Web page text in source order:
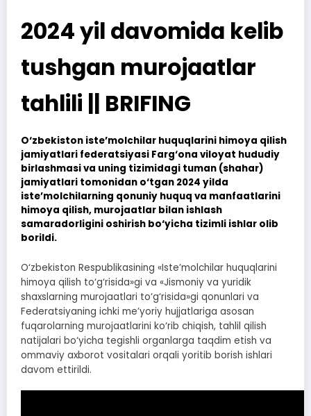
2024 yil davomida kelib
tushgan murojaatlar
tahlili || BRIFING
O‘zbekiston iste’molchilar huquqlarini himoya qilish
jamiyatlari federatsiyasi Farg‘ona viloyat hududiy
birlashmasi va uning tizimidagi tuman (shahar)
jamiyatlari tomonidan o‘tgan 2024 yilda
iste’molchilarning qonuniy huquq va manfaatlarini
himoya qilish, murojaatlar bilan ishlash
samaradorligini oshirish bo‘yicha tizimli ishlar olib
borildi.
O‘zbekiston Respublikasining «Iste’molchilar huquqlarini
himoya qilish to‘g‘risida»gi va «Jismoniy va yuridik
shaxslarning murojaatlari to‘g‘risida»gi qonunlari va
Federatsiyaning ichki me’yoriy hujjatlariga asosan
fuqarolarning murojaatlarini ko‘rib chiqish, tahlil qilish
natijalari bo‘yicha tegishli organlarga taqdim etish va
ommaviy axborot vositalari orqali yoritib borish ishlari
davom ettirildi.